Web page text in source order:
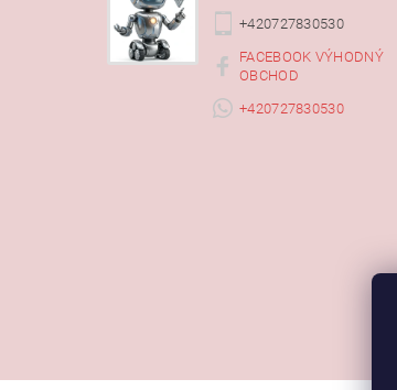
+420727830530
FACEBOOK VÝHODNÝ
OBCHOD
+420727830530